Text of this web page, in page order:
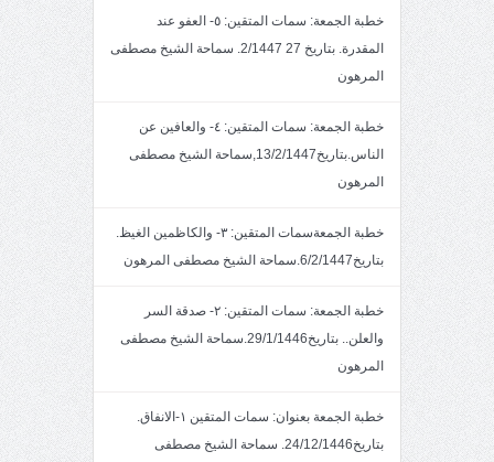
خطبة الجمعة: سمات المتقين: ٥- العفو عند
المقدرة. بتاريخ 27 2/1447. سماحة الشيخ مصطفى
المرهون
خطبة الجمعة: سمات المتقين: ٤- والعافين عن
الناس.بتاريخ13/2/1447,سماحة الشيخ مصطفى
المرهون
خطبة الجمعةسمات المتقين: ٣- والكاظمين الغيظ.
بتاريخ6/2/1447.سماحة الشيخ مصطفى المرهون
خطبة الجمعة: سمات المتقين: ٢- صدقة السر
والعلن.. بتاريخ29/1/1446.سماحة الشيخ مصطفى
المرهون
خطبة الجمعة بعنوان: سمات المتقين ١-الانفاق.
بتاريخ24/12/1446. سماحة الشيخ مصطفى